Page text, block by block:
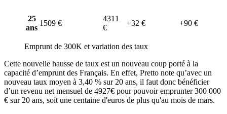
25
ans
1509 €
4311
€
+32 € +90 €
Emprunt de 300K et variation des taux
Cette nouvelle hausse de taux est un nouveau coup porté à la
capacité d’emprunt des Français. En effet, Pretto note qu’avec un
nouveau taux moyen à 3,40 % sur 20 ans, il faut donc bénéficier
d’un revenu net mensuel de 4927€ pour pouvoir emprunter 300 000
€ sur 20 ans, soit une centaine d'euros de plus qu'au mois de mars.